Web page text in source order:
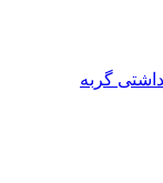
گربه